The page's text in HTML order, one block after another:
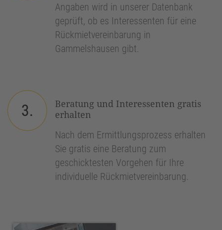
Angaben wird in unserer Datenbank
geprüft, ob es Interessenten für eine
Rückmietvereinbarung in
Gammelshausen gibt.
3.
Beratung und Interessenten gratis
erhalten
Nach dem Ermittlungsprozess erhalten
Sie gratis eine Beratung zum
geschicktesten Vorgehen für Ihre
individuelle Rückmietvereinbarung.